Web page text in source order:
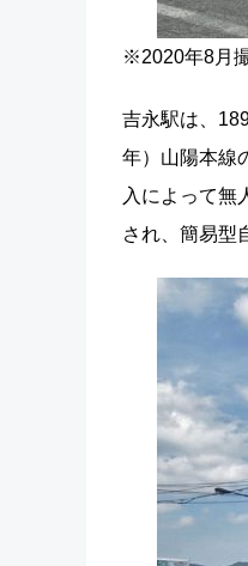
※2020年8月
吉永駅は、
年）山陽本線
入によって無
され、簡易型